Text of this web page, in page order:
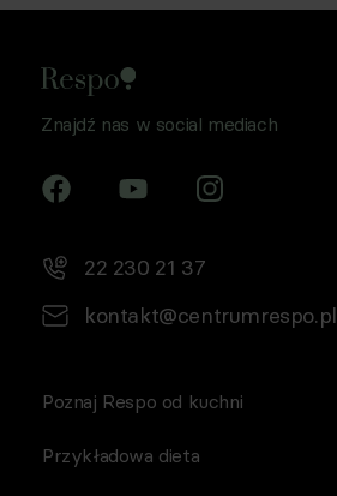
Znajdź nas w social mediach
22 230 21 37
kontakt@centrumrespo.pl
Poznaj Respo od kuchni
Przykładowa dieta